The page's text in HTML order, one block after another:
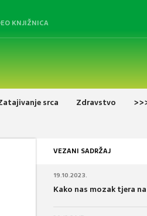
KNJIŽNICA
srca Zdravstvo
VEZANI SADRŽAJ
19.10.2023.
Kako nas mozak tjera